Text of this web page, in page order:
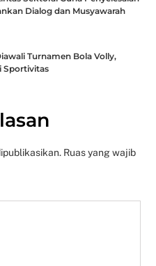
Dialog dan Musyawarah
Turnamen Bola Volly,
Sportivitas
Ruas yang wajib